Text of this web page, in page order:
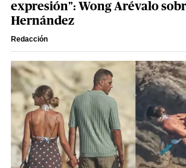
expresión": Wong Arévalo
Hernández
Redacción